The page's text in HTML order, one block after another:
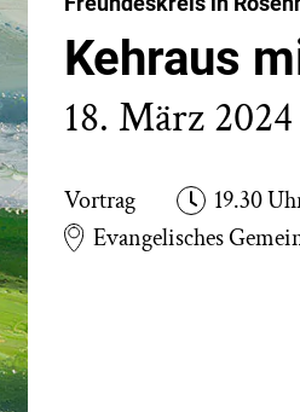
Kehraus
18. März 2024
Vortrag
19.30
Evangelisches